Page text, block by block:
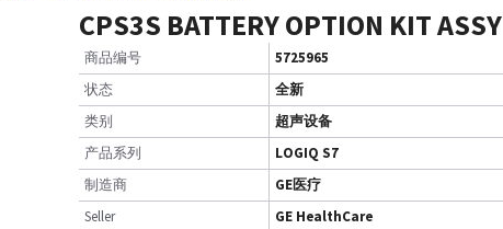
CPS3S BATTERY OPTION KIT ASSY
商品编号
5725965
状态
全新
类别
超声设备
产品系列
LOGIQ S7
制造商
GE医疗
Seller
GE HealthCare